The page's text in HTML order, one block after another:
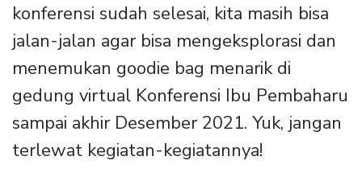
konferensi sudah selesai, kita masih bisa
jalan-jalan agar bisa mengeksplorasi dan
menemukan goodie bag menarik di
gedung virtual Konferensi Ibu Pembaharu
sampai akhir Desember 2021. Yuk, jangan
terlewat kegiatan-kegiatannya!